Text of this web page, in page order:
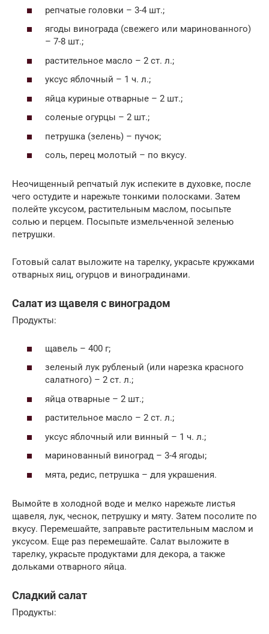
репчатые головки – 3-4 шт.;
ягоды винограда (свежего или маринованного)
– 7-8 шт.;
растительное масло – 2 ст. л.;
уксус яблочный – 1 ч. л.;
яйца куриные отварные – 2 шт.;
соленые огурцы – 2 шт.;
петрушка (зелень) – пучок;
соль, перец молотый – по вкусу.
Неочищенный репчатый лук испеките в духовке, после
чего остудите и нарежьте тонкими полосками. Затем
полейте уксусом, растительным маслом, посыпьте
солью и перцем. Посыпьте измельченной зеленью
петрушки.
Готовый салат выложите на тарелку, украсьте кружками
отварных яиц, огурцов и виноградинами.
Салат из щавеля с виноградом
Продукты:
щавель – 400 г;
зеленый лук рубленый (или нарезка красного
салатного) – 2 ст. л.;
яйца отварные – 2 шт.;
растительное масло – 2 ст. л.;
уксус яблочный или винный – 1 ч. л.;
маринованный виноград – 3-4 ягоды;
мята, редис, петрушка – для украшения.
Вымойте в холодной воде и мелко нарежьте листья
щавеля, лук, чеснок, петрушку и мяту. Затем посолите по
вкусу. Перемешайте, заправьте растительным маслом и
уксусом. Еще раз перемешайте. Салат выложите в
тарелку, украсьте продуктами для декора, а также
дольками отварного яйца.
Сладкий салат
Продукты: